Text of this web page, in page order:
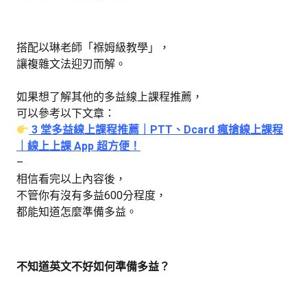
搭配以琳老師「褓姆級教學」，
讓複雜文法迎刃而解。
如果想了解其他的多益線上課程推薦，
可以參考以下文章：
3 堂多益線上課程推薦｜PTT、Dcard 瘋搶線上課程
｜線上上課 App 超方便！
–
相信看完以上內容後，
不管你有沒有多益600分程度，
都能知道怎麼準備多益。
不知道英文不好如何準備多益？